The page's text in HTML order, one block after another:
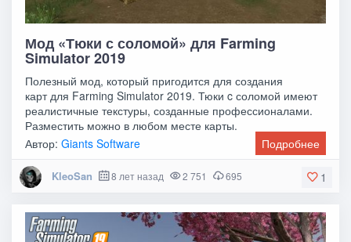
Мод «Тюки с соломой» для Farming
Simulator 2019
Полезный мод, который пригодится для создания
карт для Farming Simulator 2019. Тюки c соломой имеют
реалистичные текстуры, созданные профессионалами.
Разместить можно в любом месте карты.
Автор:Giants Software Подробнее
1
KleoSan 8 лет назад 2 751 695